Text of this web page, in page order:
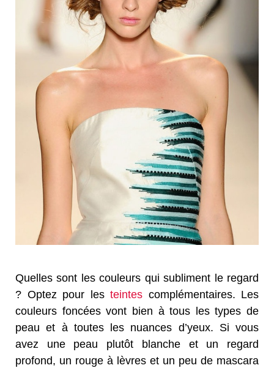
Quelles sont les couleurs qui subliment le regard
? Optez pour les teintes complémentaires. Les
couleurs foncées vont bien à tous les types de
peau et à toutes les nuances d’yeux. Si vous
avez une peau plutôt blanche et un regard
profond, un rouge à lèvres et un peu de mascara